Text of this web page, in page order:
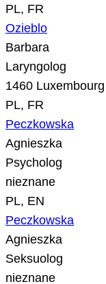
PL, FR
Ozieblo
Barbara
Laryngolog
1460 Luxembourg
PL, FR
Peczkowska
Agnieszka
Psycholog
nieznane
PL, EN
Peczkowska
Agnieszka
Seksuolog
nieznane